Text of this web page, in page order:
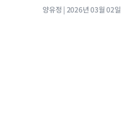
양유정 2026년 03월 02일